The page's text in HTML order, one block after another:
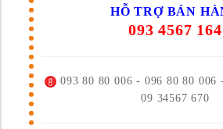
HỖ TRỢ BÁN
093 4567 164
093 80 80 006 - 096 80 80 006
09 34567 670